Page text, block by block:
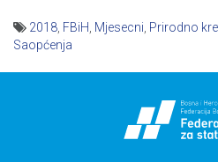
2018 FBiH Mjesecni Prirodno
Saopćenja